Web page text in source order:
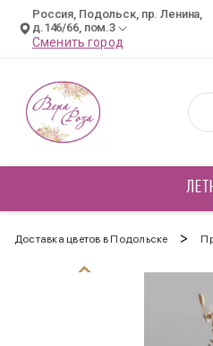
Россия, Подольск, пр. Ленина,
д.146/66, пом.3
Сменить город
Доставка цветов в Подольске >